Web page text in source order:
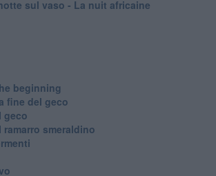
sul vaso - La nuit africaine
beginning
fine del geco
geco
smeraldino